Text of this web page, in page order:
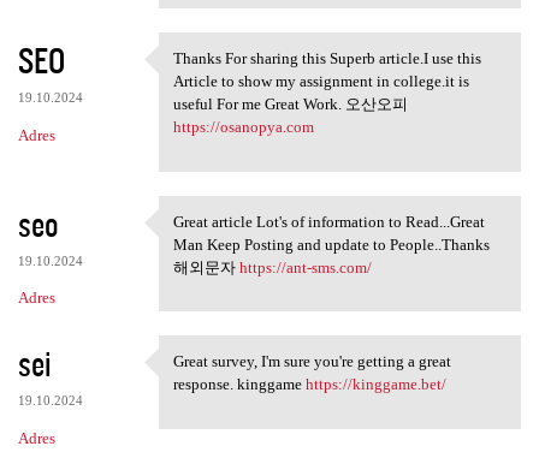
SEO
19.10.2024
Adres
Thanks For sharing this
Thanks For sharing this Superb article.I use this
Article to show my assignment in college.it is
useful For me Great Work. 오산오피
https://osanopya.com
seo
19.10.2024
Adres
Great article Lot's of
Great article Lot's of information to Read...Great
Man Keep Posting and update to People..Thanks
해외문자 https://ant-sms.com/
sei
19.10.2024
Adres
Great survey, I'm sure you're
Great survey, I'm sure you're getting a great
response. kinggame https://kinggame.bet/